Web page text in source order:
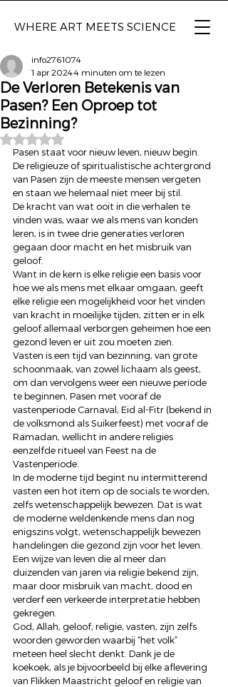
WHERE ART MEETS SCIENCE
De Verloren Betekenis van
Pasen? Een Oproep tot
Bezinning?
info2761074
1 apr 20244 minuten om te lezen
Beoordeeld met NaN uit 5 sterren.
Pasen staat voor nieuw leven, nieuw begin.
De religieuze of spiritualistische achtergrond
van Pasen zijn de meeste mensen vergeten
en staan we helemaal niet meer bij stil.
De kracht van wat ooit in die verhalen te
vinden was, waar we als mens van konden
leren, is in twee drie generaties verloren
gegaan door macht en het misbruik van
geloof.
Want in de kern is elke religie een basis voor
hoe we als mens met elkaar omgaan, geeft
elke religie een mogelijkheid voor het vinden
van kracht in moeilijke tijden, zitten er in elk
geloof allemaal verborgen geheimen hoe een
gezond leven er uit zou moeten zien.
Vasten is een tijd van bezinning, van grote
schoonmaak, van zowel lichaam als geest,
om dan vervolgens weer een nieuwe periode
te beginnen, Pasen met vooraf de
vastenperiode Carnaval, Eid al-Fitr (bekend in
de volksmond als Suikerfeest) met vooraf de
Ramadan, wellicht in andere religies
eenzelfde ritueel van Feest na de
Vastenperiode.
In de moderne tijd begint nu intermitterend
vasten een hot item op de socials te worden,
zelfs wetenschappelijk bewezen. Dat is wat
de moderne weldenkende mens dan nog
enigszins volgt, wetenschappelijk bewezen
handelingen die gezond zijn voor het leven.
Een wijze van leven die al meer dan
duizenden van jaren via religie bekend zijn,
maar door misbruik van macht, dood en
verderf een verkeerde interpretatie hebben
gekregen.
God, Allah, geloof, religie, vasten, zijn zelfs
woorden geworden waarbij “het volk”
meteen heel slecht denkt. Dank je de
koekoek, als je bijvoorbeeld bij elke aflevering
van Flikken Maastricht geloof en religie van